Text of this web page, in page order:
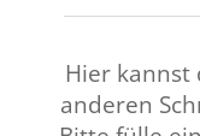
Hier kannst
anderen